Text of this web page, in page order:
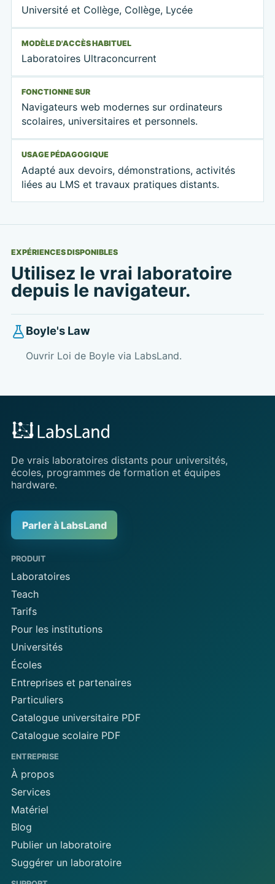
Université et Collège, Collège, Lycée
MODÈLE D'ACCÈS HABITUEL
Laboratoires Ultraconcurrent
FONCTIONNE SUR
Navigateurs web modernes sur ordinateurs
scolaires, universitaires et personnels.
USAGE PÉDAGOGIQUE
Adapté aux devoirs, démonstrations, activités
liées au LMS et travaux pratiques distants.
EXPÉRIENCES DISPONIBLES
Utilisez le vrai laboratoire
depuis le navigateur.
Boyle's Law
Ouvrir Loi de Boyle via LabsLand.
De vrais laboratoires distants pour universités,
écoles, programmes de formation et équipes
hardware.
Parler à LabsLand
PRODUIT
Laboratoires
Teach
Tarifs
Pour les institutions
Universités
Écoles
Entreprises et partenaires
Particuliers
Catalogue universitaire PDF
Catalogue scolaire PDF
ENTREPRISE
À propos
Services
Matériel
Blog
Publier un laboratoire
Suggérer un laboratoire